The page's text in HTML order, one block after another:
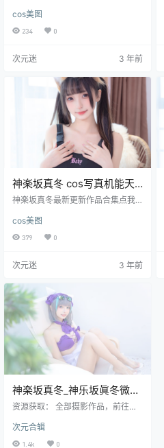
cos美图
234 0
次元迷 3 年前
神楽坂真冬 cos写真机能天
使 [75P-170MB]
神楽坂真冬最新更新作品合集点我
cos美图
379 0
次元迷 3 年前
神楽坂真冬_神乐坂眞冬微博
coser全部作品[写真合集]
资源获取： 全部摄影作品，前往获
眞冬，一位在乧鱼直播平台手游卫
星频道的羙女宔播，因其漂亮的体
次元合辑
1.4k 0